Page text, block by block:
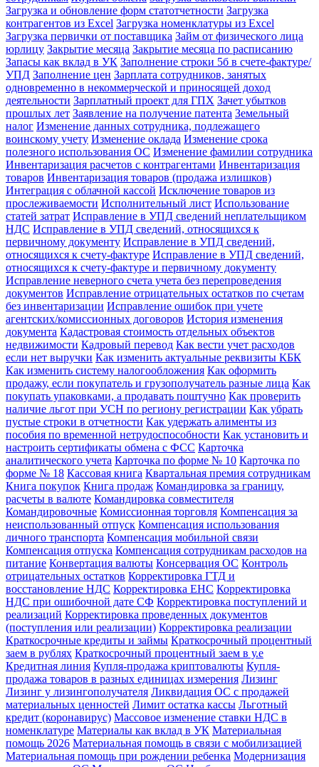
Загрузка и обновление форм статотчетности Загрузка
контрагентов из Excel Загрузка номенклатуры из Excel
Загрузка первички от поставщика Займ от физического лица
юрлицу Закрытие месяца Закрытие месяца по расписанию
Запасы как вклад в УК Заполнение строки 5б в счете-фактуре/
УПД Заполнение цен Зарплата сотрудников, занятых
одновременно в некоммерческой и приносящей доход
деятельности Зарплатный проект для ГПХ Зачет убытков
прошлых лет Заявление на получение патента Земельный
налог Изменение данных сотрудника, подлежащего
воинскому учету Изменение оклада Изменение срока
полезного использования ОС Изменение фамилии сотрудника
Инвентаризация расчетов с контрагентами Инвентаризация
товаров Инвентаризация товаров (продажа излишков)
Интеграция с облачной кассой Исключение товаров из
прослеживаемости Исполнительный лист Использование
статей затрат Исправление в УПД сведений неплательщиком
НДС Исправление в УПД сведений, относящихся к
первичному документу Исправление в УПД сведений,
относящихся к счету-фактуре Исправление в УПД сведений,
относящихся к счету-фактуре и первичному документу
Исправление неверного счета учета без перепроведения
документов Исправление отрицательных остатков по счетам
без инвентаризации Исправление ошибок при учете
агентских/комиссионных договоров История изменения
документа Кадастровая стоимость отдельных объектов
недвижимости Кадровый перевод Как вести учет расходов
если нет выручки Как изменить актуальные реквизиты КБК
Как изменить систему налогообложения Как оформить
продажу, если покупатель и грузополучатель разные лица Как
покупать упаковками, а продавать поштучно Как проверить
наличие льгот при УСН по региону регистрации Как убрать
пустые строки в отчетности Как удержать алименты из
пособия по временной нетрудоспособности Как установить и
настроить сертификаты обмена с ФСС Карточка
аналитического учета Карточка по форме № 10 Карточка по
форме № 18 Кассовая книга Квартальная премия сотрудникам
Книга покупок Книга продаж Командировка за границу,
расчеты в валюте Командировка совместителя
Командировочные Комиссионная торговля Компенсация за
неиспользованный отпуск Компенсация использования
личного транспорта Компенсация мобильной связи
Компенсация отпуска Компенсация сотрудникам расходов на
питание Конвертация валюты Консервация ОС Контроль
отрицательных остатков Корректировка ГТД и
восстановление НДС Корректировка ЕНС Корректировка
НДС при ошибочной дате СФ Корректировка поступлений и
реализаций Корректировка проведенных документов
(поступления или реализации) Корректировка реализации
Краткосрочные кредиты и займы Краткосрочный процентный
заем в рублях Краткосрочный процентный заем в у.е
Кредитная линия Купля-продажа криптовалюты Купля-
продажа товаров в разных единицах измерения Лизинг
Лизинг у лизингополучателя Ликвидация ОС с продажей
материальных ценностей Лимит остатка кассы Льготный
кредит (коронавирус) Массовое изменение ставки НДС в
номенклатуре Материалы как вклад в УК Материальная
помощь 2026 Материальная помощь в связи с мобилизацией
Материальная помощь при рождении ребенка Модернизация